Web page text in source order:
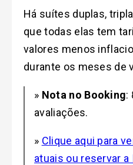
Há suítes duplas,
que todas elas tem
valores menos
durante os meses de
» Nota no Booking:
avaliações.
» Clique aqui para
atuais ou reservar a